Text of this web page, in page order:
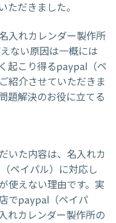
ただきました。
入れカレンダー製作所
ない原因は一概には
起こり得るpaypal（ペ
紹介させていただきま
題解決のお役に立てる
いた内容は、名入れカ
ペイパル）に対応し
使えない理由です。実
でpaypal（ペイパ
れカレンダー製作所の